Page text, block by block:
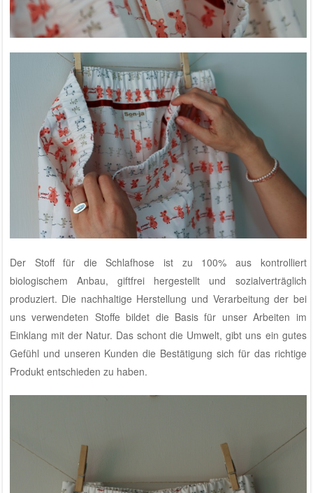
Der Stoff für die Schlafhose ist zu 100% aus kontrolliert
biologischem Anbau, giftfrei hergestellt und sozialverträglich
produziert. Die nachhaltige Herstellung und Verarbeitung der bei
uns verwendeten Stoffe bildet die Basis für unser Arbeiten im
Einklang mit der Natur. Das schont die Umwelt, gibt uns ein gutes
Gefühl und unseren Kunden die Bestätigung sich für das richtige
Produkt entschieden zu haben.